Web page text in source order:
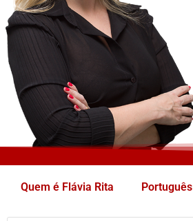
Quem é Flávia Rita Português